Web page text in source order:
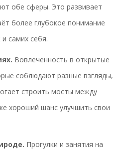
обе сферы. Это развивает
более глубокое понимание
самих себя.
Вовлеченность в открытые
соблюдают разные взгляды,
строить мосты между
хороший шанс улучшить свои
Прогулки и занятия на